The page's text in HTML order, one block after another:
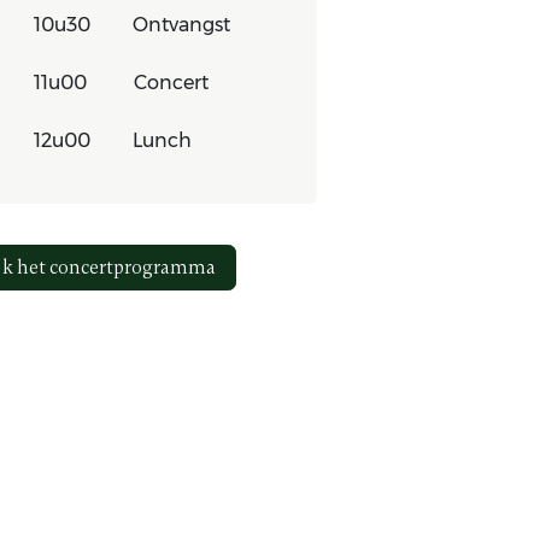
​10u30 ​ Ontvangst
​​11u00 ​​ Concert
​12u00 ​ ​ ​ Lunch
het concertprogramma